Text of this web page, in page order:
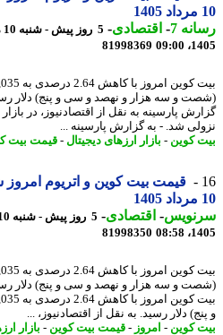
7
-اقتصادی-
5 روز پیش - شنبه 10
81998369
بیت کوین امروز با کاهش 2.64 درصدی به 63,035
و سه هزار و نهصد و سی و پنج) دلار رسید.
پارسینه به نقل از اقتصادنیوز، در بازار
شد. - به گزارش پارسینه ...
کوین-بازار ارزهای دیجیتال-قیمت بیت کوین
قیمت بیت کوین و اتریوم امروز
-اقتصادی-
5 روز پیش -
81998350
بیت کوین امروز با کاهش 2.64 درصدی به 63,035
و سه هزار و نهصد و سی و پنج) دلار رسید. -
دلار رسید. به نقل از اقتصادنیوز، ...
کوین-امروز- قیمت بیت کوین-بازار ارزهای